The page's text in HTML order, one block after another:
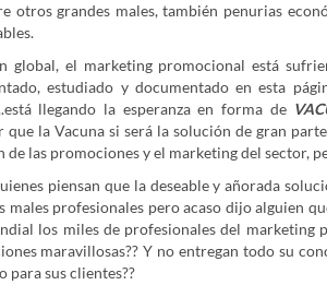
otros grandes males, también penurias
global, el marketing promocional está
estudiado y documentado en esta
llegando la esperanza en forma de
que la Vacuna si será la solución de gran
de las promociones y el marketing del sector,
piensan que la deseable y añorada
males profesionales pero acaso dijo alguien
los miles de profesionales del marketing
maravillosas?? Y no entregan todo su
para sus clientes??